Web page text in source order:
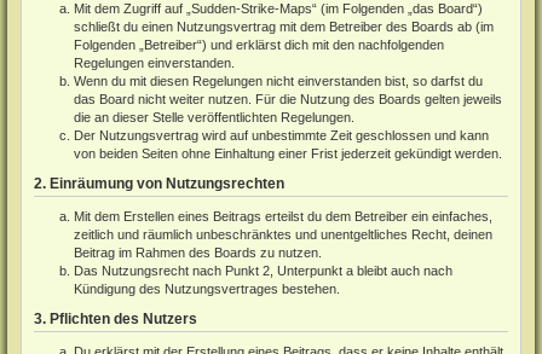
Mit dem Zugriff auf „Sudden-Strike-Maps“ (im Folgenden „das Board“)
schließt du einen Nutzungsvertrag mit dem Betreiber des Boards ab (im
Folgenden „Betreiber“) und erklärst dich mit den nachfolgenden
Regelungen einverstanden.
Wenn du mit diesen Regelungen nicht einverstanden bist, so darfst du
das Board nicht weiter nutzen. Für die Nutzung des Boards gelten jeweils
die an dieser Stelle veröffentlichten Regelungen.
Der Nutzungsvertrag wird auf unbestimmte Zeit geschlossen und kann
von beiden Seiten ohne Einhaltung einer Frist jederzeit gekündigt werden.
2. Einräumung von Nutzungsrechten
Mit dem Erstellen eines Beitrags erteilst du dem Betreiber ein einfaches,
zeitlich und räumlich unbeschränktes und unentgeltliches Recht, deinen
Beitrag im Rahmen des Boards zu nutzen.
Das Nutzungsrecht nach Punkt 2, Unterpunkt a bleibt auch nach
Kündigung des Nutzungsvertrages bestehen.
3. Pflichten des Nutzers